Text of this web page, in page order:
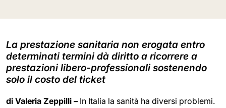
La prestazione sanitaria non erogata entro
determinati termini dà diritto a ricorrere a
prestazioni libero-professionali sostenendo
solo il costo del ticket
di Valeria Zeppilli – In Italia la sanità ha diversi problemi.